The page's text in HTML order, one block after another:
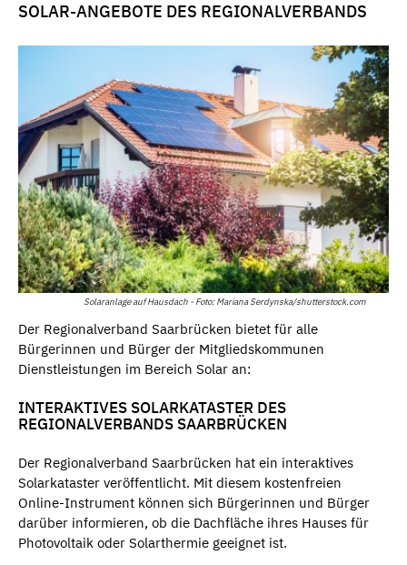
SOLAR-ANGEBOTE DES REGIONALVERBANDS
Solaranlage auf Hausdach - Foto: Mariana Serdynska/shutterstock.com
Der Regionalverband Saarbrücken bietet für alle
Bürgerinnen und Bürger der Mitgliedskommunen
Dienstleistungen im Bereich Solar an:
INTERAKTIVES SOLARKATASTER DES
REGIONALVERBANDS SAARBRÜCKEN
Der Regionalverband Saarbrücken hat ein interaktives
Solarkataster veröffentlicht. Mit diesem kostenfreien
Online-Instrument können sich Bürgerinnen und Bürger
darüber informieren, ob die Dachfläche ihres Hauses für
Photovoltaik oder Solarthermie geeignet ist.